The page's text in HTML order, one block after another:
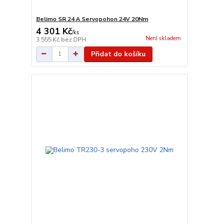
Belimo SR 24 A Servopohon 24V 20Nm
4 301 Kč/ks
3 555 Kč bez DPH Není skladem
Přidat do košíku